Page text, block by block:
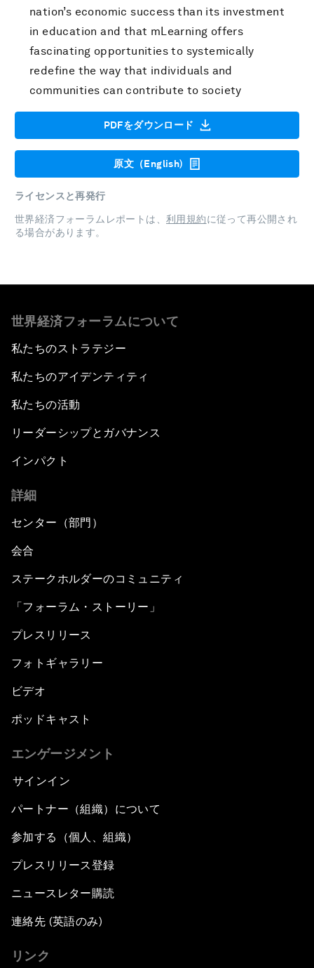
nation’s economic success than its investment
in education and that mLearning offers
fascinating opportunities to systemically
redefine the way that individuals and
communities can contribute to society
PDFをダウンロード
原文（English)
ライセンスと再発行
世界経済フォーラムレポートは、 利用規約に従って再公開され
る場合があります。
世界経済フォーラムについて
私たちのストラテジー
私たちのアイデンティティ
私たちの活動
リーダーシップとガバナンス
インパクト
詳細
センター（部門）
会合
ステークホルダーのコミュニティ
「フォーラム・ストーリー」
プレスリリース
フォトギャラリー
ビデオ
ポッドキャスト
エンゲージメント
サインイン
パートナー（組織）について
参加する（個人、組織）
プレスリリース登録
ニュースレター購読
連絡先 (英語のみ)
リンク